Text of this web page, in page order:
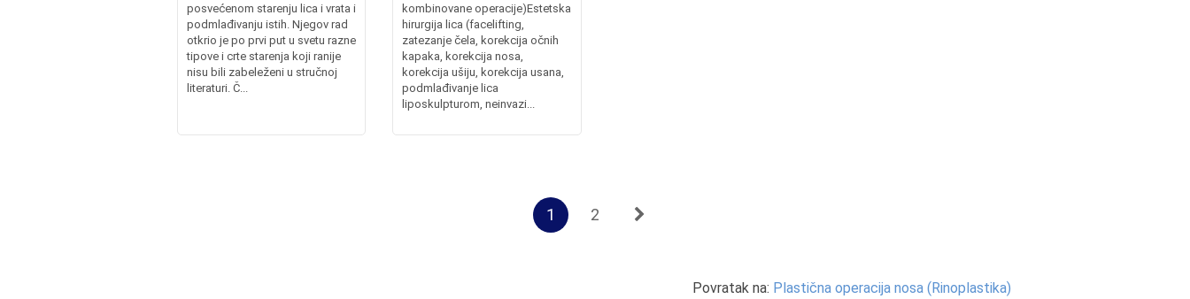
posvećenom starenju lica i vrata i
podmlađivanju istih. Njegov rad
otkrio je po prvi put u svetu razne
tipove i crte starenja koji ranije
nisu bili zabeleženi u stručnoj
literaturi. Č...
kombinovane operacije)Estetska
hirurgija lica (facelifting,
zatezanje čela, korekcija očnih
kapaka, korekcija nosa,
korekcija ušiju, korekcija usana,
podmlađivanje lica
liposkulpturom, neinvazi...
1 2
Povratak na: Plastična operacija nosa (Rinoplastika)